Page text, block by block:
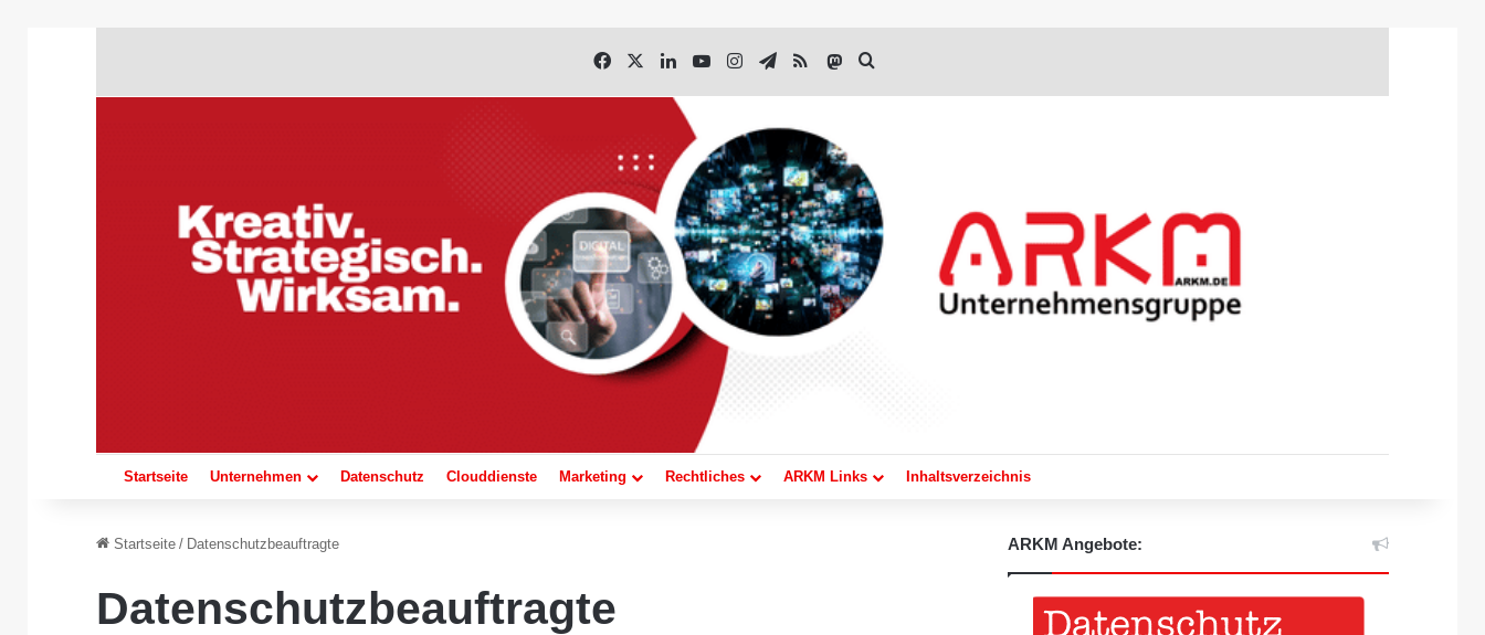
FacebookLinkedInYouTubeInstagramTelegram
RSSMastodon
Startseite Unternehmen Datenschutz Clouddienste Marketing Rechtliches ARKM Links Inhaltsverzeichnis
Startseite / Datenschutzbeauftragte
Datenschutzbeauftragte
ARKM Angebote: